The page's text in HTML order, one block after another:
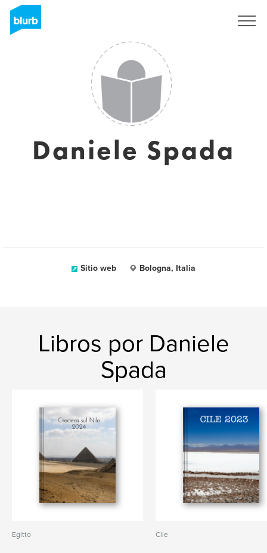
Daniele Spada
Sitio web Bologna, Italia
Libros por Daniele
Spada
Egitto Cile